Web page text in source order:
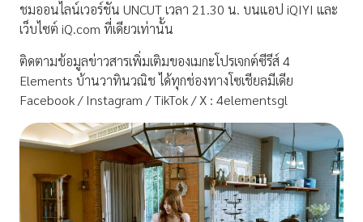
ชมออนไลน์เวอร์ชัน UNCUT เวลา 21.30 น. บนแอป iQIYI และ
เว็บไซต์ iQ.com ที่เดียวเท่านั้น
ติดตามข้อมูลข่าวสารเพิ่มเติมของเมกะโปรเจกต์ซีรีส์ 4
Elements บ้านวาทินวณิช ได้ทุกช่องทางโซเชียลมีเดีย
Facebook / Instagram / TikTok / X : 4elementsgl